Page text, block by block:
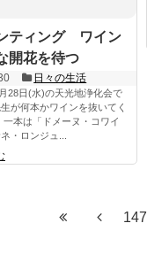
ティング ワイン
開花を待つ
日々の生活
28日(水)の天光地浄化会で
が何本かワインを抜いてく
一本は「ドメーヌ・コワイ
・ロンジュ...
147